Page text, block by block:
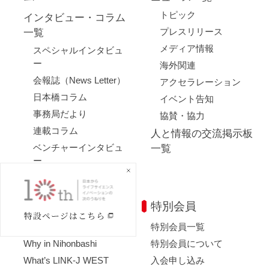
インタビュー・コラム
一覧
スペシャルインタビュ
ー
会報誌（News Letter）
日本橋コラム
事務局だより
連載コラム
ベンチャーインタビュ
ー
サポーターコラム
トピック
プレスリリース
メディア情報
海外関連
アクセラレーション
イベント告知
協賛・協力
人と情報の交流掲示板
一覧
Why in Nihonbashi
What’s LINK-J WEST
特別会員
特別会員一覧
特別会員について
入会申し込み